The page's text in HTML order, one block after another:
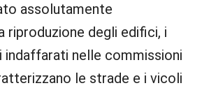
assolutamente
riproduzione degli edifici, i
indaffarati nelle commissioni
le strade e i vicoli